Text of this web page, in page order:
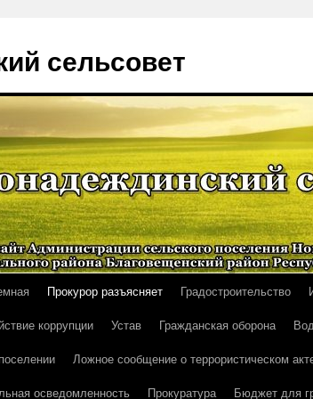
сельсовет
Прокурор разъясняет Градостроительство
коррупции Устав Гражданская оборона
Ложное сообщение о террористическом
осведомленность Прокуратура Бюджет для